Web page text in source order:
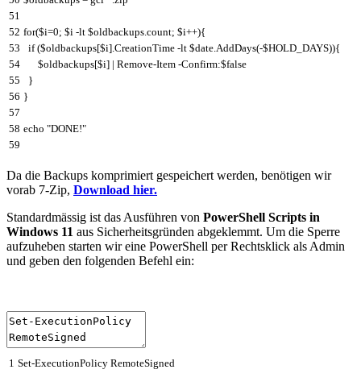
51
52
53
54
55
56
57
58
59
for($i=0; $i -lt $oldbackups.count; $i++){
if ($oldbackups[$i].CreationTime -lt $date.AddDays(-$HOLD_DAYS)){
$oldbackups[$i] | Remove-Item -Confirm:$false
}
}
echo "DONE!"
Da die Backups komprimiert gespeichert werden, benötigen wir
vorab 7-Zip, Download hier.
Standardmässig ist das Ausführen von PowerShell Scripts in
Windows 11 aus Sicherheitsgründen abgeklemmt. Um die Sperre
aufzuheben starten wir eine PowerShell per Rechtsklick als Admin
und geben den folgenden Befehl ein:
1 Set-ExecutionPolicy RemoteSigned